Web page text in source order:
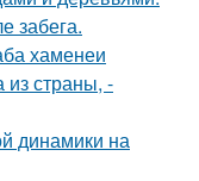
забега.
хаменеи
из страны, -
динамики на